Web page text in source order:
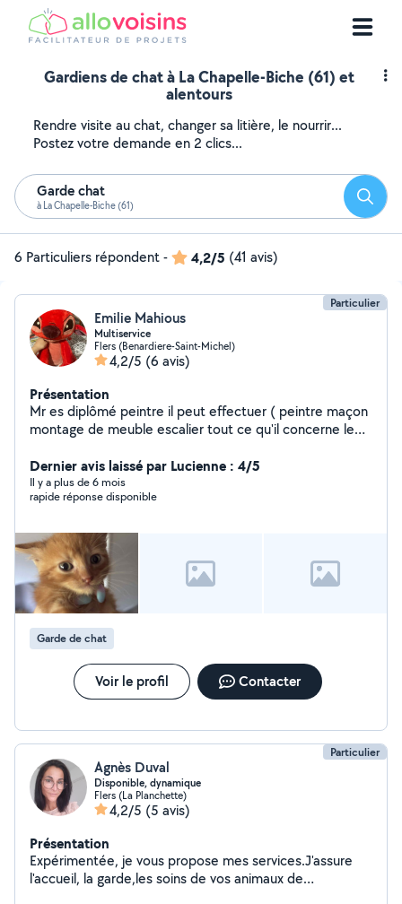
Gardiens de chat à La Chapelle-Biche (61) et
alentours
Rendre visite au chat, changer sa litière, le nourrir...
Postez votre demande en 2 clics...
Garde chat
à La Chapelle-Biche (61)
6 Particuliers répondent- 4,2/5 (41 avis)
Particulier
Emilie Mahious
Multiservice
Flers (Benardiere-Saint-Michel)
4,2/5 (6 avis)
Présentation
Mr es diplômé peintre il peut effectuer ( peintre maçon
montage de meuble escalier tout ce qu'il concerne le
enfants garde animaux aide ménagère Nous somme de
Flers
Dernier avis laissé par Lucienne : 4/5
Il y a plus de 6 mois
rapide réponse disponible
Garde de chat
Voir le profil Contacter
Particulier
Agnès Duval
Disponible, dynamique
Flers (La Planchette)
4,2/5 (5 avis)
Présentation
Expérimentée, je vous propose mes services.J'assure
l'accueil, la garde,les soins de vos animaux de